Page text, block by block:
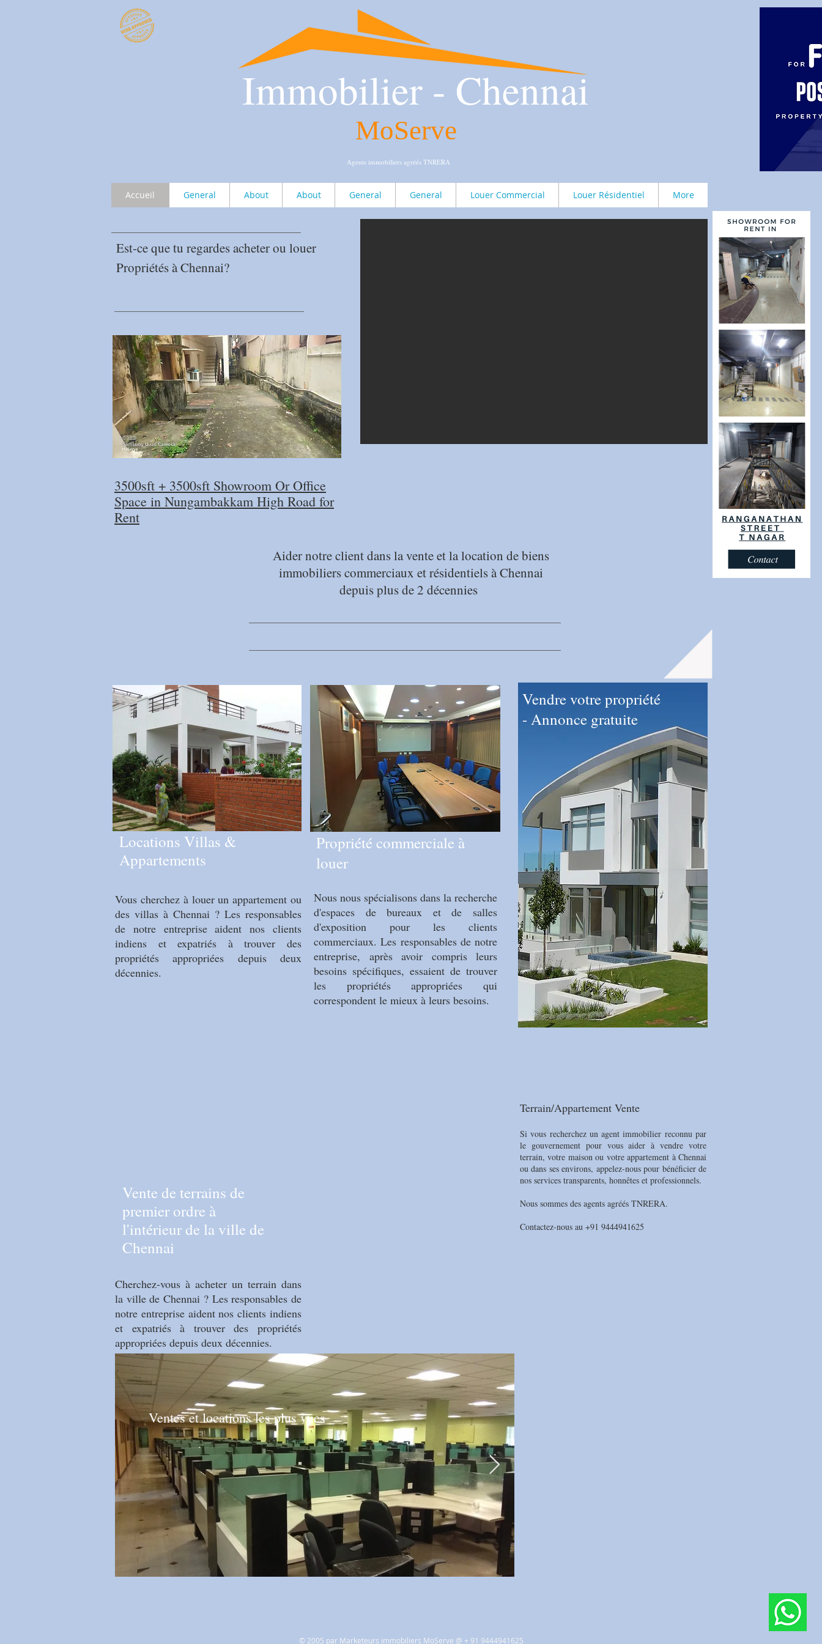
Immobilier - Chennai
MoServe
Agents immobiliers agréés TNRERA
Accueil General About About General General Louer Commercial Louer Résidentiel More
Est-ce que tu regardesacheter ou louer
Propriétés à Chennai?
3500sft + 3500sft Showroom Or Office
Space in Nungambakkam High Road for
Rent
Aider notre client dans la vente et la location de biens
immobiliers commerciaux et résidentiels à Chennai
depuis plus de 2 décennies
Locations Villas &
Appartements
Propriété commerciale à
louer
Vous cherchez à louer un appartement ou
des villas à Chennai ? Les responsables
de notre entreprise aident nos clients
indiens et expatriés à trouver des
propriétés appropriées depuis deux
décennies.
Nous nous spécialisons dans la recherche
d'espaces de bureaux et de salles
d'exposition pour les clients
commerciaux. Les responsables de notre
entreprise, après avoir compris leurs
besoins spécifiques, essaient de trouver
les propriétés appropriées qui
correspondent le mieux à leurs besoins.
Vente de terrains de
premier ordre à
l'intérieur de la ville de
Chennai
Vendre votre propriété
- Annonce gratuite
Terrain/Appartement Vente
Si vous recherchez un agent immobilier reconnu par
le gouvernement pour vous aider à vendre votre
terrain, votre maison ou votre appartement à Chennai
ou dans ses environs, appelez-nous pour bénéficier de
nos services transparents, honnêtes et professionnels.
Nous sommes des agents agréés TNRERA.
Contactez-nous au +91 9444941625
Cherchez-vous à acheter un terrain dans
la ville de Chennai ? Les responsables de
notre entreprise aident nos clients indiens
et expatriés à trouver des propriétés
appropriées depuis deux décennies.
Ventes et locations les plus vues
© 2005 par​ Marketeurs immobiliers MoServe @ + 91 9444941625